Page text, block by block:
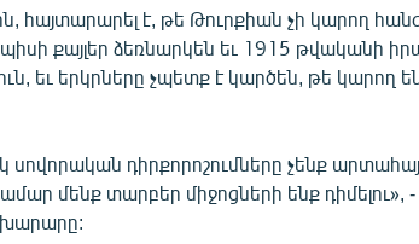
հայտարարել է, թե Թուրքիան չի կարող
քայլեր ձեռնարկեն եւ 1915 թվականի
եւ երկրները չպետք է կարծեն, թե կարող են
սովորական դիրքորոշումները չենք
մենք տարբեր միջոցների ենք դիմելու»,